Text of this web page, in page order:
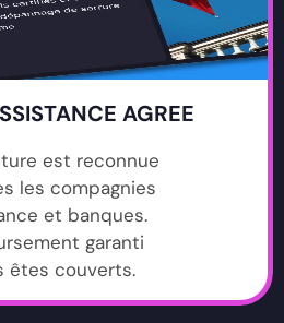
AGREE
est reconnue
les compagnies
et banques.
garanti
êtes couverts.